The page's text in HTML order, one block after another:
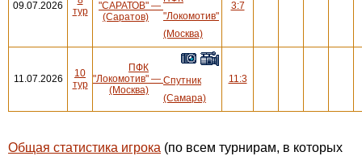
09.07.2026
тур
"САРАТОВ"
(Саратов)
—
"Локомотив"
(Москва)
3:7
11.07.2026
10
тур
ПФК
"Локомотив"
(Москва)
— Спутник
(Самара)
11:3
Общая статистика игрока (по всем турнирам, в которых